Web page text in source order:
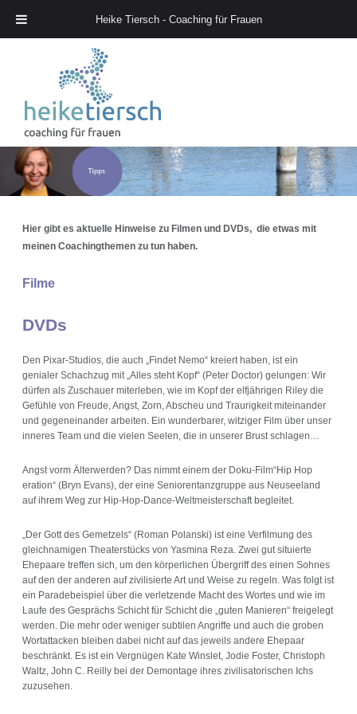
Heike Tiersch – Coaching für Frauen
Hier gibt es aktuelle Hinweise zu Filmen und DVDs, die etwas mit
meinen Coachingthemen zu tun haben.
Filme
DVDs
Den Pixar-Studios, die auch „Findet Nemo“ kreiert haben, ist ein
genialer Schachzug mit „Alles steht Kopf“ (Peter Doctor) gelungen: Wir
dürfen als Zuschauer miterleben, wie im Kopf der elfjährigen Riley die
Gefühle von Freude, Angst, Zorn, Abscheu und Traurigkeit miteinander
und gegeneinander arbeiten. Ein wunderbarer, witziger Film über unser
inneres Team und die vielen Seelen, die in unserer Brust schlagen…
Angst vorm Älterwerden? Das nimmt einem der Doku-Film“Hip Hop
eration“ (Bryn Evans), der eine Seniorentanzgruppe aus Neuseeland
auf ihrem Weg zur Hip-Hop-Dance-Weltmeisterschaft begleitet.
„Der Gott des Gemetzels“ (Roman Polanski) ist eine Verfilmung des
gleichnamigen Theaterstücks von Yasmina Reza. Zwei gut situierte
Ehepaare treffen sich, um den körperlichen Übergriff des einen Sohnes
auf den der anderen auf zivilisierte Art und Weise zu regeln. Was folgt ist
ein Paradebeispiel über die verletzende Macht des Wortes und wie im
Laufe des Gesprächs Schicht für Schicht die „guten Manieren“ freigelegt
werden. Die mehr oder weniger subtilen Angriffe und auch die groben
Wortattacken bleiben dabei nicht auf das jeweils andere Ehepaar
beschränkt. Es ist ein Vergnügen Kate Winslet, Jodie Foster, Christoph
Waltz, John C. Reilly bei der Demontage ihres zivilisatorischen Ichs
zuzusehen.
Heike Tiersch - Coaching für Frauen